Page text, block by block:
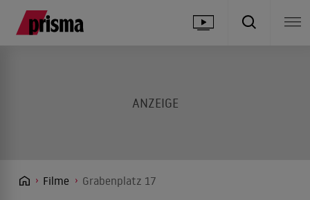
Filme Grabenplatz 17